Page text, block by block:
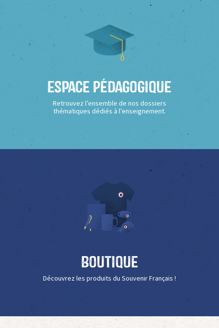
Espace Pédagogique
Retrouvez l’ensemble de nos dossiers
thématiques dédiés à l’enseignement.
Boutique
Découvrez les produits du Souvenir Français !